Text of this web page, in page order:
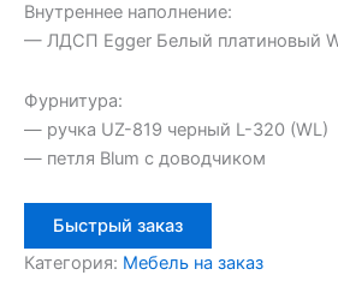
Внутреннее наполнение:
— ЛДСП Egger Белый платиновый
Фурнитура:
— ручка UZ-819 черный L-320 (WL)
— петля Blum с доводчиком
Быстрый заказ
Категория: Мебель на заказ